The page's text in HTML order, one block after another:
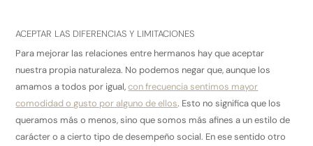
ACEPTAR LAS DIFERENCIAS Y LIMITACIONES
Para mejorar las relaciones entre hermanos hay que aceptar
nuestra propia naturaleza. No podemos negar que, aunque los
amamos a todos por igual,con frecuencia sentimos mayor
comodidad o gusto por alguno de ellos. Esto no significa que los
queramos más o menos, sino que somos más afines a un estilo de
carácter o a cierto tipo de desempeño social. En ese sentido otro